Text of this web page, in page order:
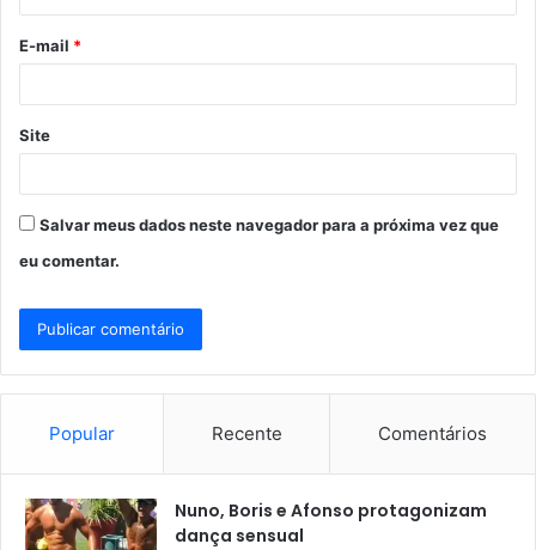
*
E-mail *
Site
Salvar meus dados neste navegador para a próxima vez que
eu comentar.
Popular Recente Comentários
Nuno, Boris e Afonso protagonizam
dança sensual